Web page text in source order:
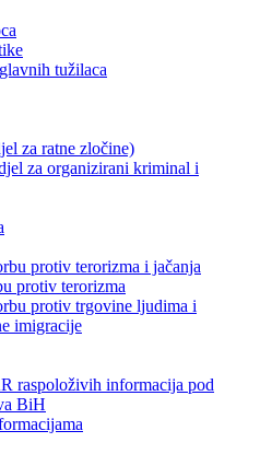
tužilaca
za ratne zločine)
za organizirani kriminal i
protiv terorizma i jačanja
protiv terorizma
protiv trgovine ljudima i
imigracije
raspoloživih informacija pod
BiH